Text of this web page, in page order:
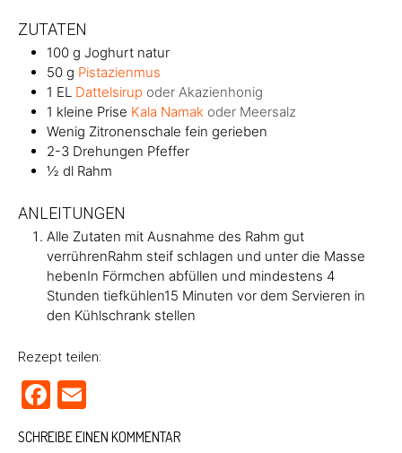
ZUTATEN
100 g Joghurt natur
50 g Pistazienmus
1 EL Dattelsirup oder Akazienhonig
1 kleine Prise Kala Namak oder Meersalz
Wenig Zitronenschale fein gerieben
2-3 Drehungen Pfeffer
½ dl Rahm
ANLEITUNGEN
Alle Zutaten mit Ausnahme des Rahm gut
verrührenRahm steif schlagen und unter die Masse
hebenIn Förmchen abfüllen und mindestens 4
Stunden tiefkühlen15 Minuten vor dem Servieren in
den Kühlschrank stellen
Rezept teilen:
Facebook
SCHREIBE EINEN KOMMENTAR